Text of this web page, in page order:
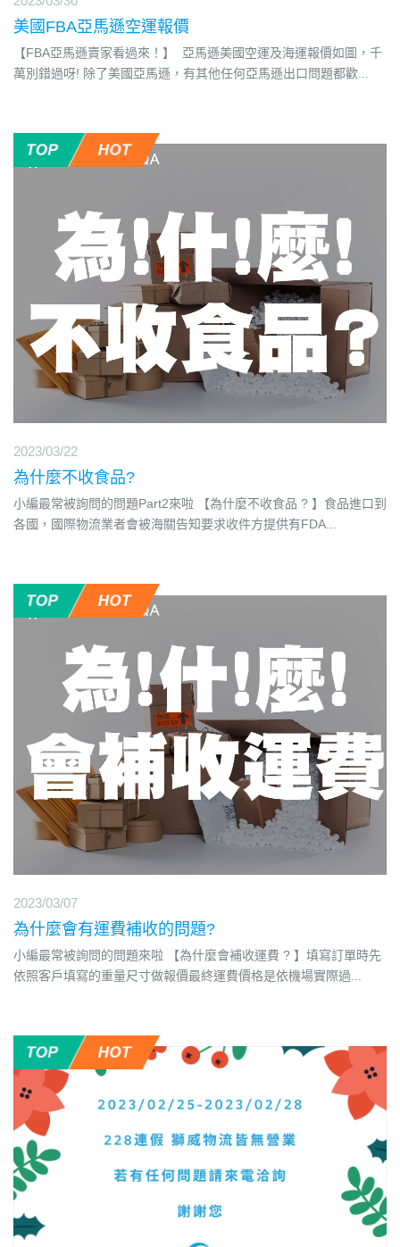
美國FBA亞馬遜空運報價
【FBA亞馬遜賣家看過來！】 ​ 亞馬遜美國空運及海運報價如圖，千
萬別錯過呀! 除了美國亞馬遜，有其他任何亞馬遜出口問題都歡
2023/03/22
為什麼不收食品?
小編最常被詢問的問題Part2來啦 【為什麼不收食品 ? 】食品進口到
各國，國際物流業者會被海關告知要求收件方提供有FDA
2023/03/07
為什麼會有運費補收的問題?
小編最常被詢問的問題來啦 【為什麼會補收運費 ? 】填寫訂單時先
依照客戶填寫的重量尺寸做報價最終運費價格是依機場實際過